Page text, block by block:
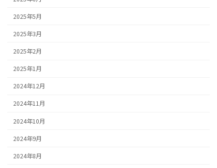
2025年5月
2025年3月
2025年2月
2025年1月
2024年12月
2024年11月
2024年10月
2024年9月
2024年8月